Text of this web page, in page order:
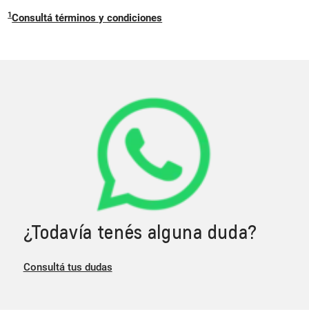
1Consultá términos y condiciones
¿Todavía tenés alguna duda?
Consultá tus dudas